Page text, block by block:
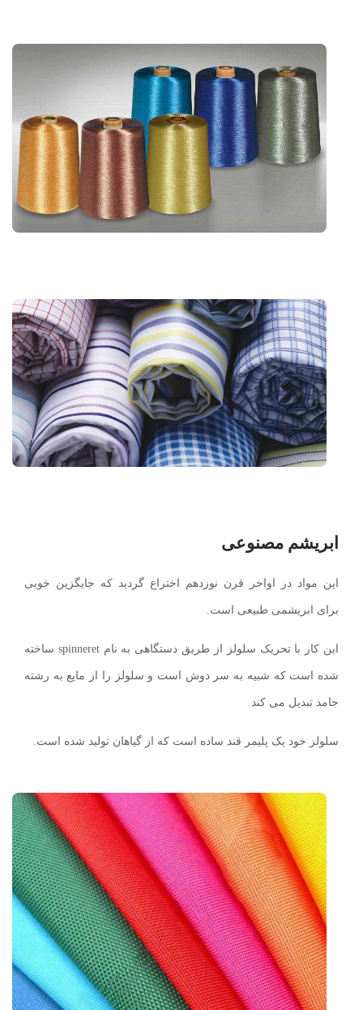
ابریشم مصنوعی
این مواد در اواخر قرن نوزدهم اختراع گردید که جایگزین خوبی
برای ابریشمی طبیعی است.
این کار با تحریک سلولز از طریق دستگاهی به نام spinneret ساخته
شده است که شبیه به سر دوش است و سلولز را از مایع به رشته
جامد تبدیل می کند.
سلولز خود یک پلیمر قند ساده است که از گیاهان تولید شده است.